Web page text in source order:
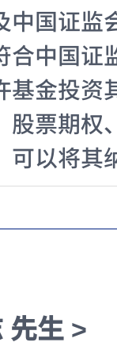
中国证监
合中国证
基金投资
股票期权
可以将其
先生 >